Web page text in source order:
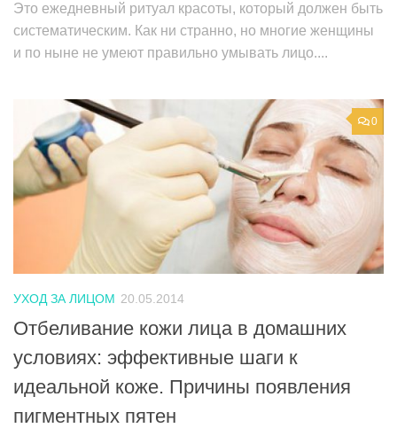
Это ежедневный ритуал красоты, который должен быть
систематическим. Как ни странно, но многие женщины
и по ныне не умеют правильно умывать лицо....
0
УХОД ЗА ЛИЦОМ 20.05.2014
Отбеливание кожи лица в домашних
условиях: эффективные шаги к
идеальной коже. Причины появления
пигментных пятен